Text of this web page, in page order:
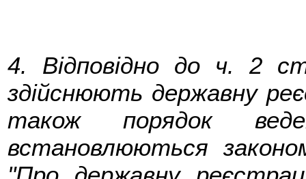
4. Відповідно до ч. 2
здійснюють державну
також порядок
встановлюються